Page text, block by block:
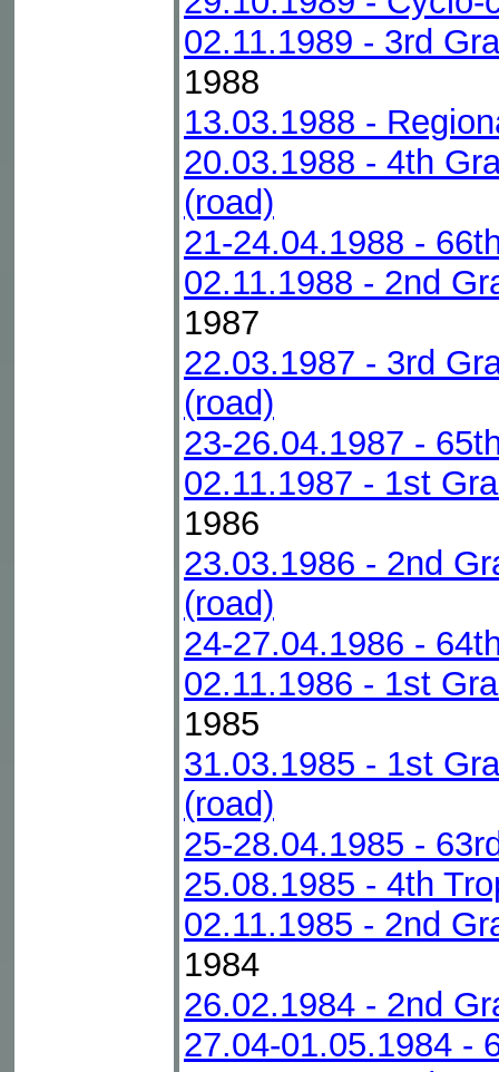
02.11.1989 - 3rd
1988
13.03.1988 -
20.03.1988 - 4th
(road)
21-24.04.1988 -
02.11.1988 - 2nd
1987
22.03.1987 - 3rd
(road)
23-26.04.1987 -
02.11.1987 - 1st
1986
23.03.1986 - 2nd
(road)
24-27.04.1986 -
02.11.1986 - 1st
1985
31.03.1985 - 1st
(road)
25-28.04.1985 -
25.08.1985 - 4th
02.11.1985 - 2nd
1984
26.02.1984 - 2nd
27.04-01.05.1984 -